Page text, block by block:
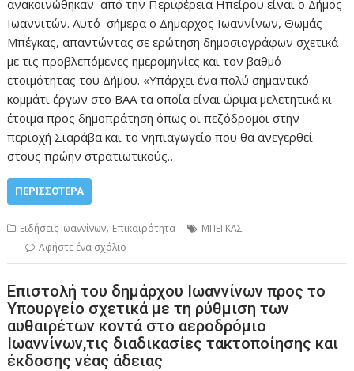
ανακοινώθηκαν από την Περιφέρεια Ηπείρου είναι ο Δήμος
Ιωαννιτών. Αυτό σήμερα ο Δήμαρχος Ιωαννίνων, Θωμάς
Μπέγκας, απαντώντας σε ερώτηση δημοσιογράφων σχετικά
με τις προβλεπόμενες ημερομηνίες και τον βαθμό
ετοιμότητας του Δήμου. «Υπάρχει ένα πολύ σημαντικό
κομμάτι έργων στο ΒΑΑ τα οποία είναι ώριμα μελετητικά κι
έτοιμα προς δημοπράτηση όπως οι πεζόδρομοι στην
περιοχή Σιαράβα και το νηπιαγωγείο που θα ανεγερθεί
στους πρώην στρατιωτικούς…
ΠΕΡΙΣΣΌΤΕΡΑ
Ειδήσεις Ιωαννίνων, Επικαιρότητα
ΜΠΕΓΚΑΣ
Αφήστε ένα σχόλιο
Επιστολή του δημάρχου Ιωαννίνων προς το
Υπουργείο σχετικά με τη ρύθμιση των
αυθαιρέτων κοντά στο αεροδρόμιο
Ιωαννίνων,τις διαδικασίες τακτοποίησης και
έκδοσης νέας άδειας